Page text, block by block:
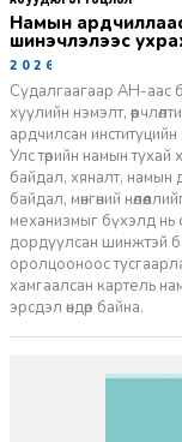
Намын ардчиллаас даргын засаглал: Эрх зүйн
шинэчлэлээс
2026-07-08
Судалгаагаар АН-аас
хуулийн нэмэлт,
ардчилсан институцийн
Улс төрийн намын
байдал, хяналт, намын
байдал, мөнгөний
механизмыг бүхэлд нь
дордуулсан шинжтэй
оролцооноос
хамгаалсан картель
эрсдэл өндөр байна.